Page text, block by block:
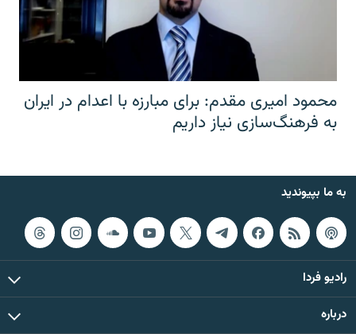
محمود امیری مقدم: برای مبارزه با اعدام در ایران
به فرهنگ‌سازی نیاز داریم
به ما بپیوندید
رادیو فردا
درباره